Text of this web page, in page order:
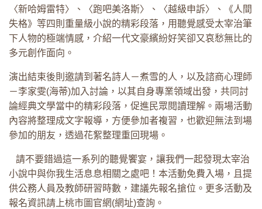
〈新哈姆雷特〉、〈跑吧美洛斯〉、〈越級申訴〉、《人間
失格》等四則重量級小說的精彩段落，用聽覺感受太宰治筆
下人物的極端情感，介紹一代文豪繽紛好笑卻又哀愁無比的
多元創作面向。
演出結束後則邀請到著名詩人－煮雪的人，以及諮商心理師
－李家雯(海蒂)加入討論，以其自身專業領域出發，共同討
論經典文學當中的精彩段落，促進民眾閱讀理解。兩場活動
內容將整理成文字報導，方便參加者複習，也歡迎無法到場
參加的朋友，透過花絮整理重回現場。
請不要錯過這一系列的聽覺饗宴，讓我們一起發現太宰治
小說中與你我生活息息相關之處吧！本活動免費入場，且提
供公務人員及教師研習時數，建議先報名搶位。更多活動及
報名資訊請上桃市圖官網(網址)查詢。